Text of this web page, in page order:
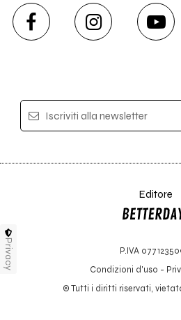
Iscriviti alla newsletter
Editore
P.IVA
Condizioni d'uso -
© Tutti i diritti riservati,
Privacy